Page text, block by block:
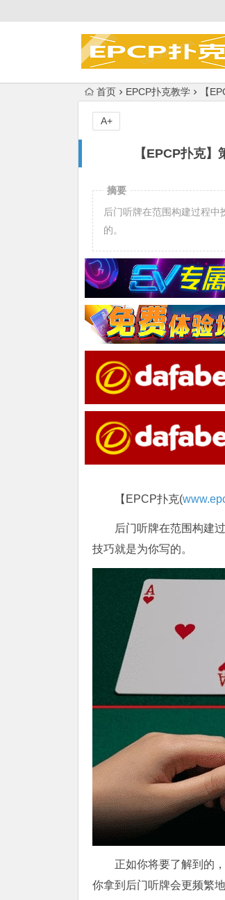
首页 EPCP扑克教学 【
【EPCP扑克
A+
摘要
后门听牌在范围构建过程
的。
【EPCP扑克(
后门听牌在范围构建
技巧就是为你写的。
正如你将要了解到的
你拿到后门听牌会更频繁